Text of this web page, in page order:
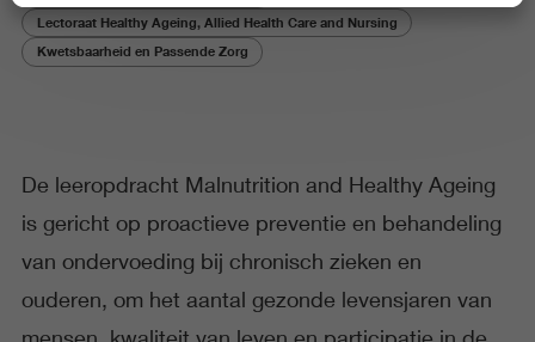
Lectoraat Healthy Ageing, Allied Health Care and Nursing
Kwetsbaarheid en Passende Zorg
De leeropdracht Malnutrition and Healthy Ageing
is gericht op proactieve preventie en behandeling
van ondervoeding bij chronisch zieken en
ouderen, om het aantal gezonde levensjaren van